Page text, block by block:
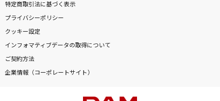
特定商取引法に基づく表示
プライバシーポリシー
クッキー設定
インフォマティブデータの取得について
ご契約方法
企業情報（コーポレートサイト）